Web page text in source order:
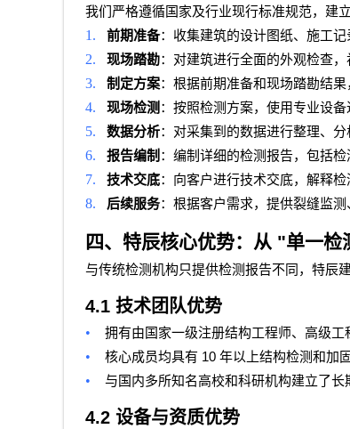
我们严格遵循国家及行业现行标准规范，建
1. 前期准备：收集建筑的设计图纸、施工
2. 现场踏勘：对建筑进行全面的外观检查
3. 制定方案：根据前期准备和现场踏勘结
4. 现场检测 ：按照检测方案，使用专业设
5. 数据分析：对采集到的数据进行整理、
6. 报告编制 ：编制详细的检测报告，包括
7. 技术交底：向客户进行技术交底，解释
8. 后续服务：根据客户需求，提供裂缝监
四、特辰核心优势：从 "单一检
与传统检测机构只提供检测报告不同，特辰
4.1 技术团队优势
• 拥有由国家一级注册结构工程师、高级
• 核心成员均具有 10 年以上结构检测和加
• 与国内多所知名高校和科研机构建立了
4.2 设备与资质优势